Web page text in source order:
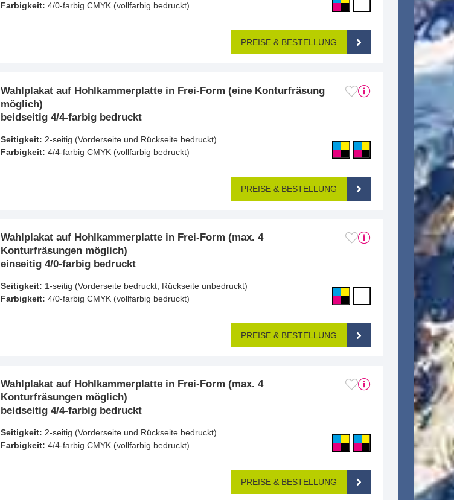
Farbigkeit: 4/0-farbig CMYK (vollfarbig bedruckt)
PREISE & BESTELLUNG
Wahlplakat auf Hohlkammerplatte in Frei-Form (eine Konturfräsung
möglich)
beidseitig 4/4-farbig bedruckt
Seitigkeit: 2-seitig (Vorderseite und Rückseite bedruckt)
Farbigkeit: 4/4-farbig CMYK (vollfarbig bedruckt)
PREISE & BESTELLUNG
Wahlplakat auf Hohlkammerplatte in Frei-Form (max. 4
Konturfräsungen möglich)
einseitig 4/0-farbig bedruckt
Seitigkeit: 1-seitig (Vorderseite bedruckt, Rückseite unbedruckt)
Farbigkeit: 4/0-farbig CMYK (vollfarbig bedruckt)
PREISE & BESTELLUNG
Wahlplakat auf Hohlkammerplatte in Frei-Form (max. 4
Konturfräsungen möglich)
beidseitig 4/4-farbig bedruckt
Seitigkeit: 2-seitig (Vorderseite und Rückseite bedruckt)
Farbigkeit: 4/4-farbig CMYK (vollfarbig bedruckt)
PREISE & BESTELLUNG